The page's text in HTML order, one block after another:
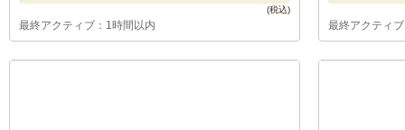
最終アクティブ：1時間以内 最終アクティ